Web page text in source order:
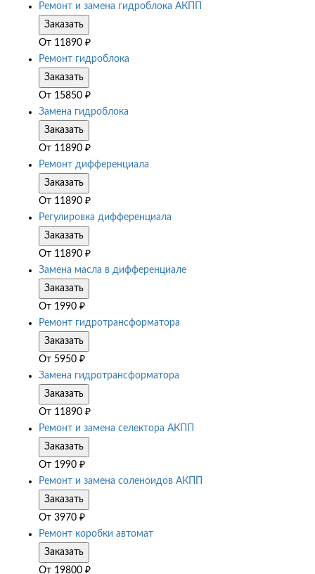
Ремонт и замена гидроблока АКПП
Заказать
От 11890 ₽
Ремонт гидроблока
Заказать
От 15850 ₽
Замена гидроблока
Заказать
От 11890 ₽
Ремонт дифференциала
Заказать
От 11890 ₽
Регулировка дифференциала
Заказать
От 11890 ₽
Замена масла в дифференциале
Заказать
От 1990 ₽
Ремонт гидротрансформатора
Заказать
От 5950 ₽
Замена гидротрансформатора
Заказать
От 11890 ₽
Ремонт и замена селектора АКПП
Заказать
От 1990 ₽
Ремонт и замена соленоидов АКПП
Заказать
От 3970 ₽
Ремонт коробки автомат
Заказать
От 19800 ₽